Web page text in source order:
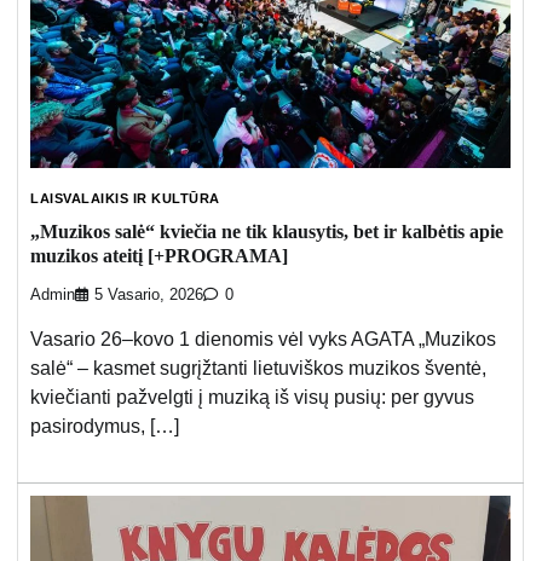
LAISVALAIKIS IR KULTŪRA
„Muzikos salė“ kviečia ne tik klausytis, bet ir kalbėtis apie
muzikos ateitį [+PROGRAMA]
Admin 5 Vasario, 2026 0
Vasario 26–kovo 1 dienomis vėl vyks AGATA „Muzikos
salė“ – kasmet sugrįžtanti lietuviškos muzikos šventė,
kviečianti pažvelgti į muziką iš visų pusių: per gyvus
pasirodymus, […]